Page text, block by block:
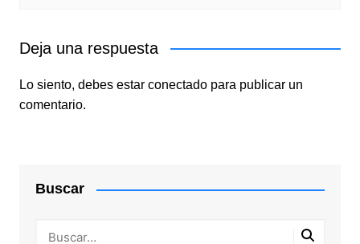
Deja una respuesta
Lo siento, debes estar conectadopara publicar un
comentario.
Buscar